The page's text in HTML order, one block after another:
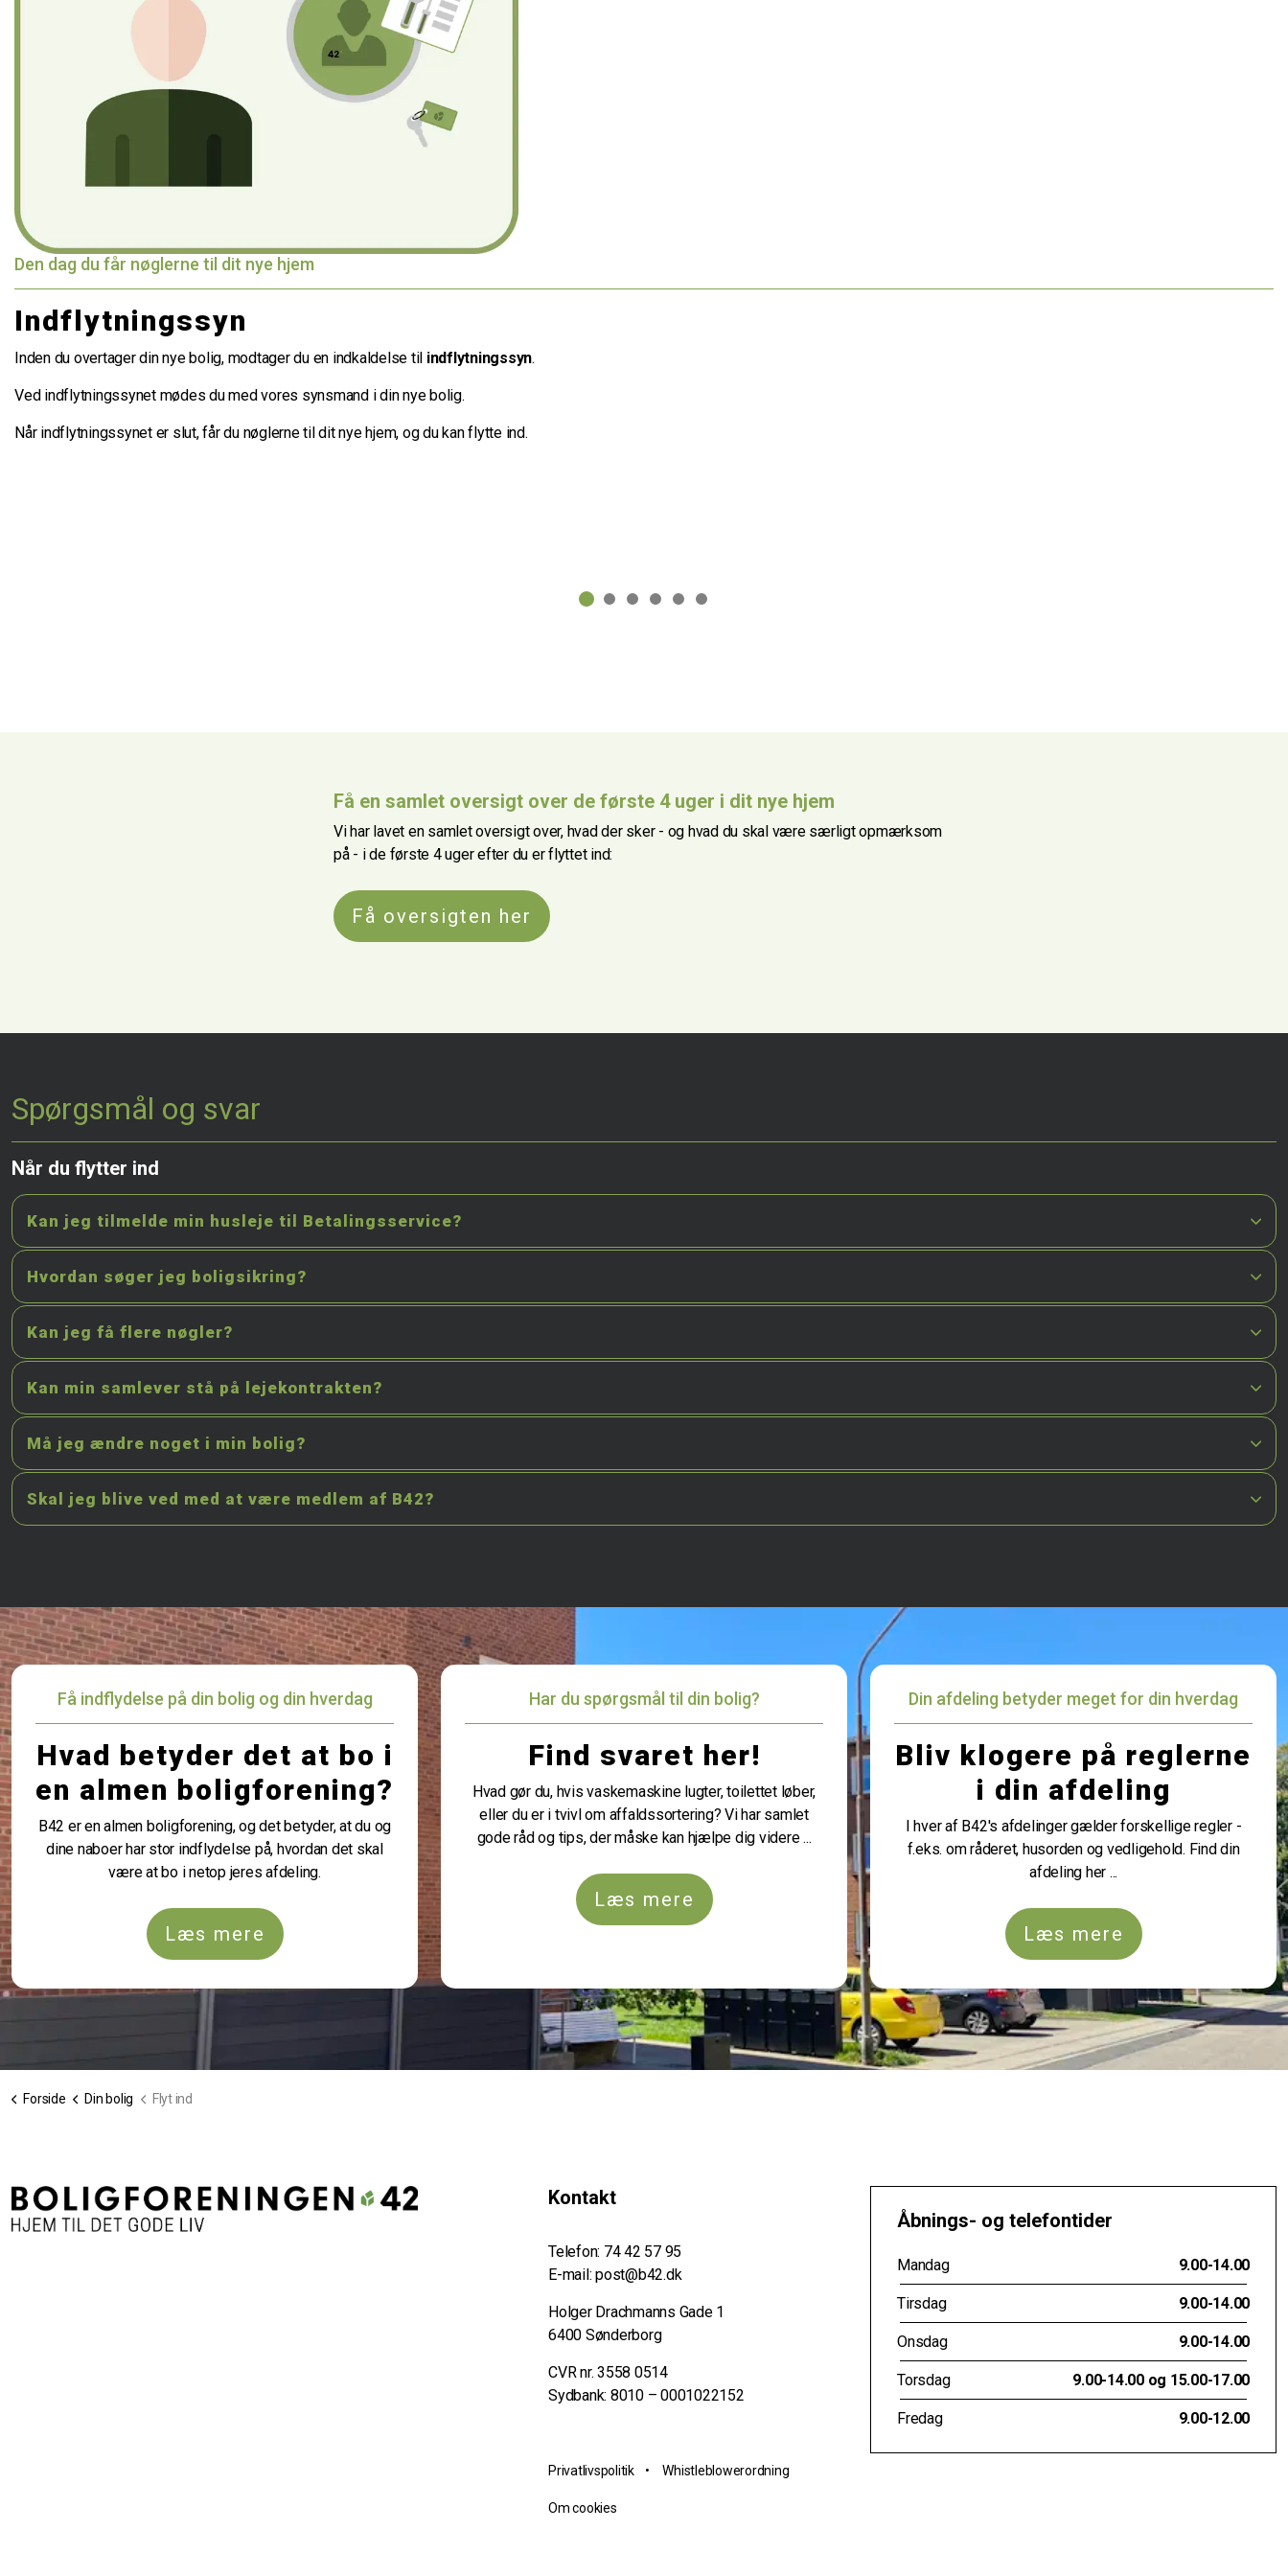
Den dag du får nøglerne til dit nye hjem
Indflytningssyn
Inden du overtager din nye bolig, modtager du en indkaldelse til indflytningssyn.
Ved indflytningssynet mødes du med vores synsmand i din nye bolig.
Når indflytningssynet er slut, får du nøglerne til dit nye hjem, og du kan flytte ind.
Få en samlet oversigt over de første 4 uger i dit nye hjem
Vi har lavet en samlet oversigt over, hvad der sker - og hvad du skal være særligt opmærksom
på - i de første 4 uger efter du er flyttet ind:
Få oversigten her
Spørgsmål og svar
Når du flytter ind
Kan jeg tilmelde min husleje til Betalingsservice?
Hvordan søger jeg boligsikring?
Kan jeg få flere nøgler?
Kan min samlever stå på lejekontrakten?
Må jeg ændre noget i min bolig?
Skal jeg blive ved med at være medlem af B42?
Få indflydelse på din bolig og din hverdag
Hvad betyder det at bo i
en almen boligforening?
B42 er en almen boligforening, og det betyder, at du og
dine naboer har stor indflydelse på, hvordan det skal
være at bo i netop jeres afdeling.
Læs mere
Har du spørgsmål til din bolig?
Find svaret her!
Hvad gør du, hvis vaskemaskine lugter, toilettet løber,
eller du er i tvivl om affaldssortering? Vi har samlet
gode råd og tips, der måske kan hjælpe dig videre ...
Læs mere
Din afdeling betyder meget for din hverdag
Bliv klogere på reglerne
i din afdeling
I hver af B42's afdelinger gælder forskellige regler -
f.eks. om råderet, husorden og vedligehold. Find din
afdeling her ...
Læs mere
Forside Din bolig Flyt ind
Kontakt
Telefon: 74 42 57 95
E-mail: post@b42.dk
Holger Drachmanns Gade 1
6400 Sønderborg
CVR nr. 3558 0514
Sydbank: 8010 – 0001022152
Privatlivspolitik•Whistleblowerordning
Om cookies
Åbnings- og telefontider
Mandag 9.00-14.00
Tirsdag 9.00-14.00
Onsdag 9.00-14.00
Torsdag 9.00-14.00 og 15.00-17.00
Fredag 9.00-12.00